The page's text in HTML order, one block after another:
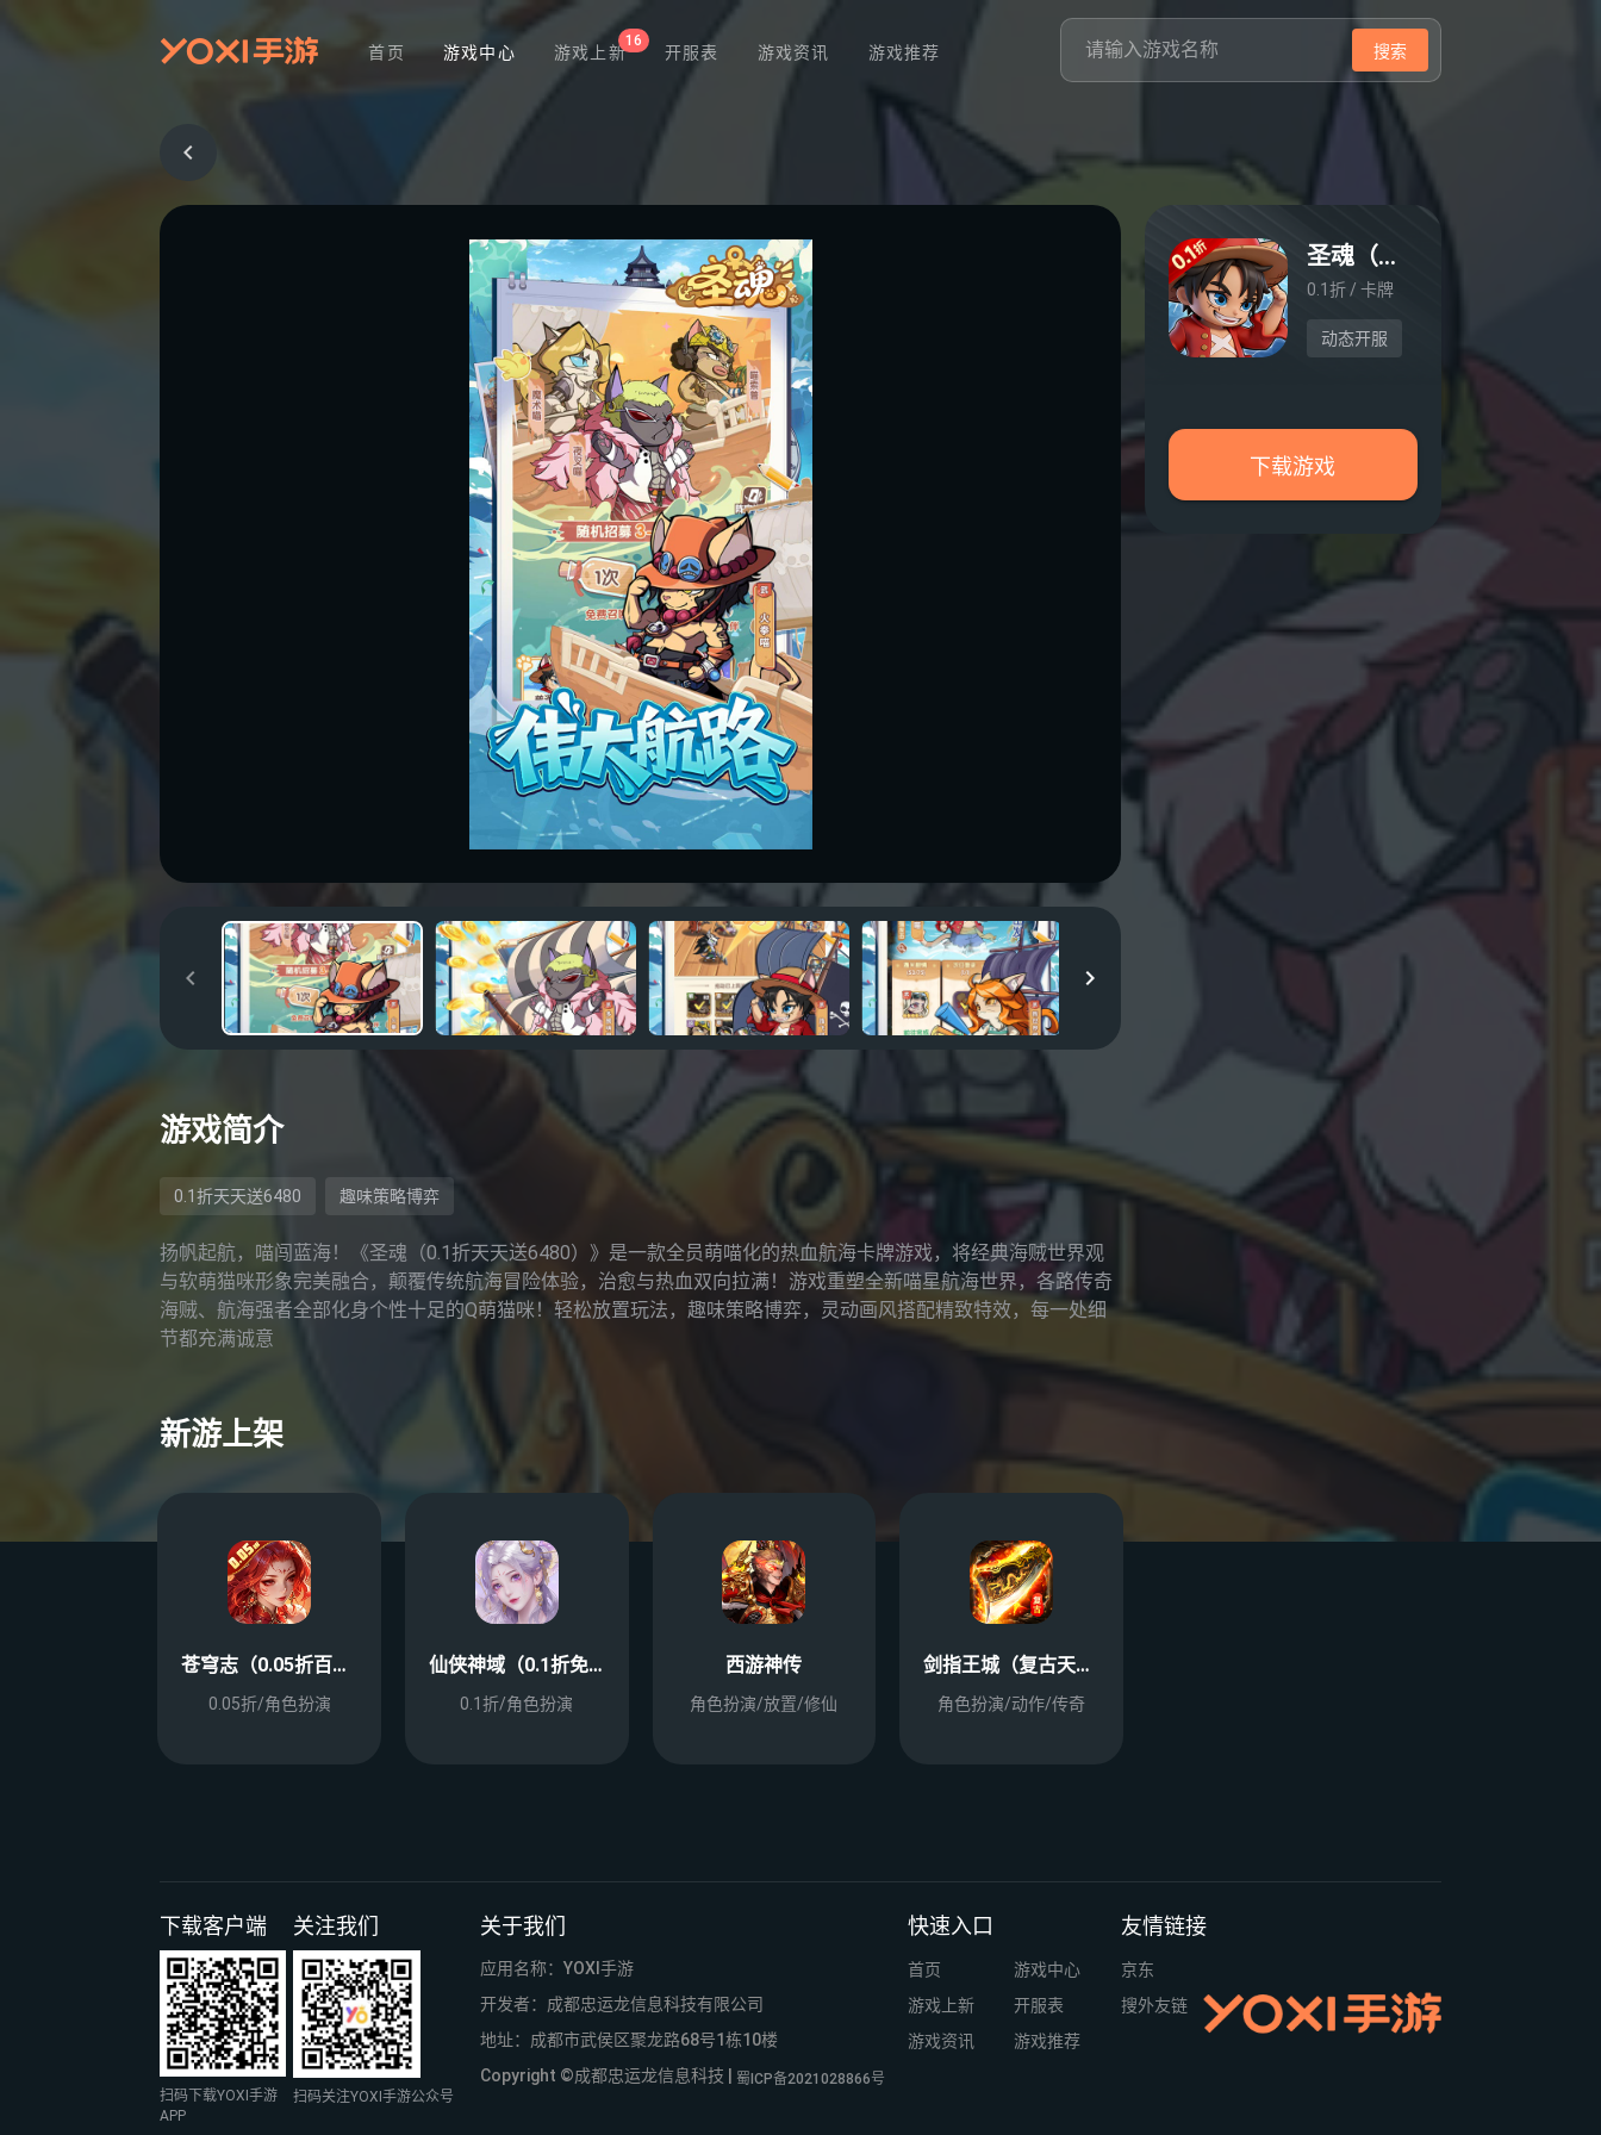
首页 游戏中心 游戏上新
16
开服表 游戏资讯 游戏推荐 搜索
游戏简介
0.1折天天送6480 趣味策略博弈
扬帆起航，喵闯蓝海！《圣魂（0.1折天天送6480）》是一款全员萌喵化的热血航海卡牌游戏，将经典海贼世界观
与软萌猫咪形象完美融合，颠覆传统航海冒险体验，治愈与热血双向拉满！​游戏重塑全新喵星航海世界，各路传奇
海贼、航海强者全部化身个性十足的Q萌猫咪！轻松放置玩法，趣味策略博弈，灵动画风搭配精致特效，每一处细
节都充满诚意
新游上架
苍穹志（0.05折百亿补贴版）
0.05折/角色扮演
仙侠神域（0.1折免费版天天10万代金）
0.1折/角色扮演
西游神传
角色扮演/放置/修仙
剑指王城（复古天天送1000）
角色扮演/动作/传奇
圣魂（0.1折天天送6480）
0.1折 / 卡牌
动态开服
下载游戏
下载客户端
扫码下载YOXI手游
APP
关注我们
扫码关注YOXI手游公众号
关于我们
应用名称：YOXI手游
开发者：成都忠运龙信息科技有限公司
地址：成都市武侯区聚龙路68号1栋10楼
Copyright ©成都忠运龙信息科技 |
蜀ICP备2021028866号
快速入口
首页
游戏中心
游戏上新
开服表
游戏资讯
游戏推荐
友情链接
京东
搜外友链